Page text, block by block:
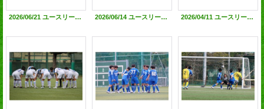
2026/06/21 ユースリーグ中部地区1部第6節vs藤枝北高校 ●0-2 @藤枝東高校G 2026/06/14 ユースリーグ中部地区1部第5節 VS静岡城北 △0-0 @静岡城北G 2026/04/11 ユースリーグ中部地区1部第4節 VS静岡学園5 ●0-5 @草薙球技場